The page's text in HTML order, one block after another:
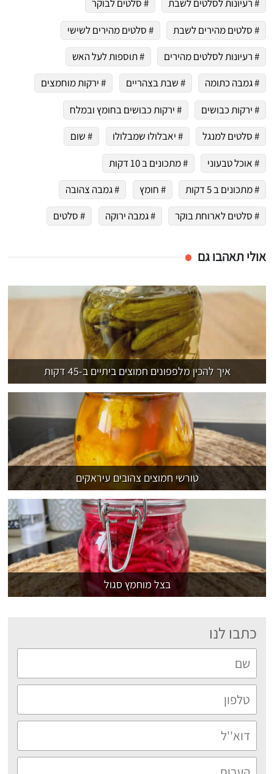
# רעיונות לסלטים לשבת
# סלטים לבוקר
# סלטים מהירים לשבת
# סלטים מהירים לשישי
# רעיונות לסלטים מהירים
# תוספות לעל האש
# גמבה כתומה
# שבת בצהריים
# ירקות מוחמצים
# ירקות כבושים
# ירקות כבושים בחומץ ובמלח
# סלטים למנגל
# יאבלולו שמבלולו
# שום
# אוכל טבעוני
# מתכונים ב 10 דקות
# מתכונים ב 5 דקות
# חומץ
# גמבה צהובה
# סלטים לארוחת בוקר
# גמבה ירוקה # סלטים
אולי תאהבו גם
איך להכין מלפפונים חמוצים ביתיים ב-45 דקות
טורשי חמוצים צהובים עיראקים
בצל מוחמץ סגול
כתבו לנו